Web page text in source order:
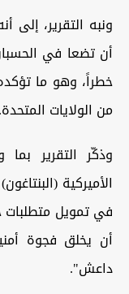
ونبه التقرير، إلى
أن تضعا في
خطراً، وهو ما
من الولايات المتحدة.
وذكّر التقرير
في تمويل متطلبات
أن يخلق فجوة
داعش".